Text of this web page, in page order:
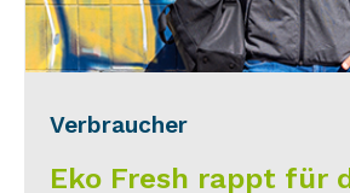
Verbraucher
Eko Fresh rappt für